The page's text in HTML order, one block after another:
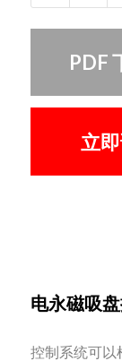
PDF
立
电永磁吸
控制系统可以